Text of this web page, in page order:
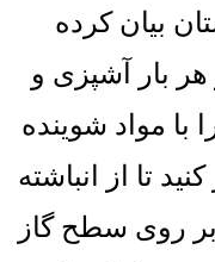
بیان کرده
بار آشپزی و
مواد شوینده
تا از انباشته
روی سطح گاز